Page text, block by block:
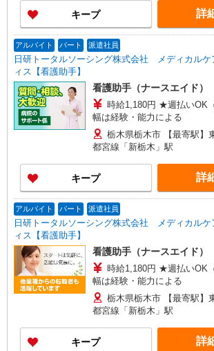
キープ 詳
アルバイト パート 派遣社員
日研トータルソーシング株式会社 メディカルケ
ィス【看護助手】
看護助手（ナースエイド）
時給1,180円 ★週払いOK（規
幅は経験・能力による
栃木県栃木市 【最寄駅】
都宮線「新栃木」駅
キープ 詳
アルバイト パート 派遣社員
日研トータルソーシング株式会社 メディカルケ
ィス【看護助手】
看護助手（ナースエイド）
時給1,180円 ★週払いOK（規
幅は経験・能力による
栃木県栃木市 【最寄駅】
都宮線「新栃木」駅
キープ 詳